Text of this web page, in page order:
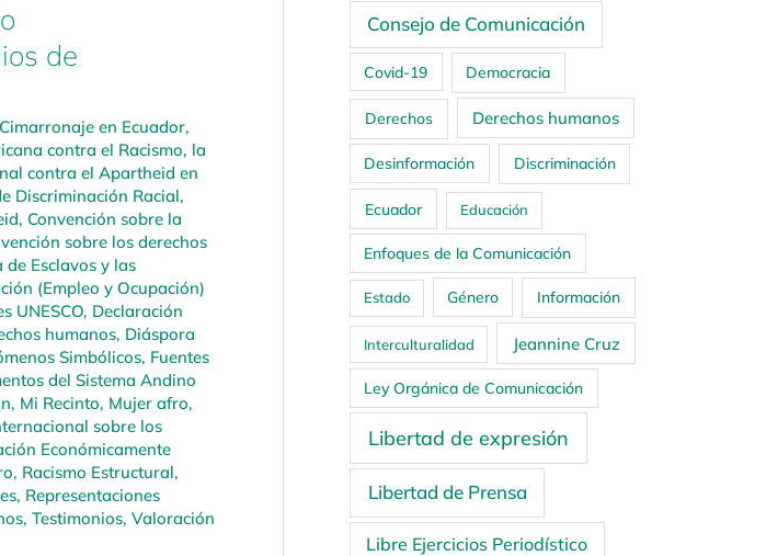
de
Cimarronaje en Ecuador,
contra el Racismo, la
contra el Apartheid en
Discriminación Racial,
, Convención sobre la
sobre los derechos
Esclavos y las
(Empleo y Ocupación)
UNESCO, Declaración
humanos, Diáspora
Simbólicos, Fuentes
del Sistema Andino
, Mi Recinto, Mujer afro,
sobre los
Económicamente
, Racismo Estructural,
, Representaciones
, Testimonios, Valoración
Consejo de Comunicación
Covid-19 Democracia
Derechos Derechos humanos
Desinformación Discriminación
Ecuador Educación
Enfoques de la Comunicación
Estado Género Información
Interculturalidad Jeannine Cruz
Ley Orgánica de Comunicación
Libertad de expresión
Libertad de Prensa
Libre Ejercicios Periodístico